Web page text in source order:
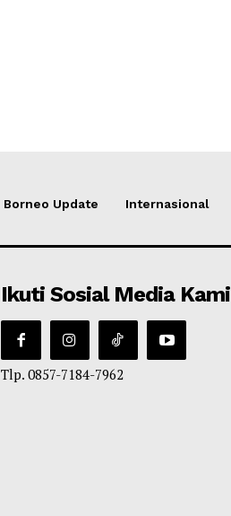
Borneo Update Internasional
Ikuti Sosial Media Kami
Tlp. 0857-7184-7962